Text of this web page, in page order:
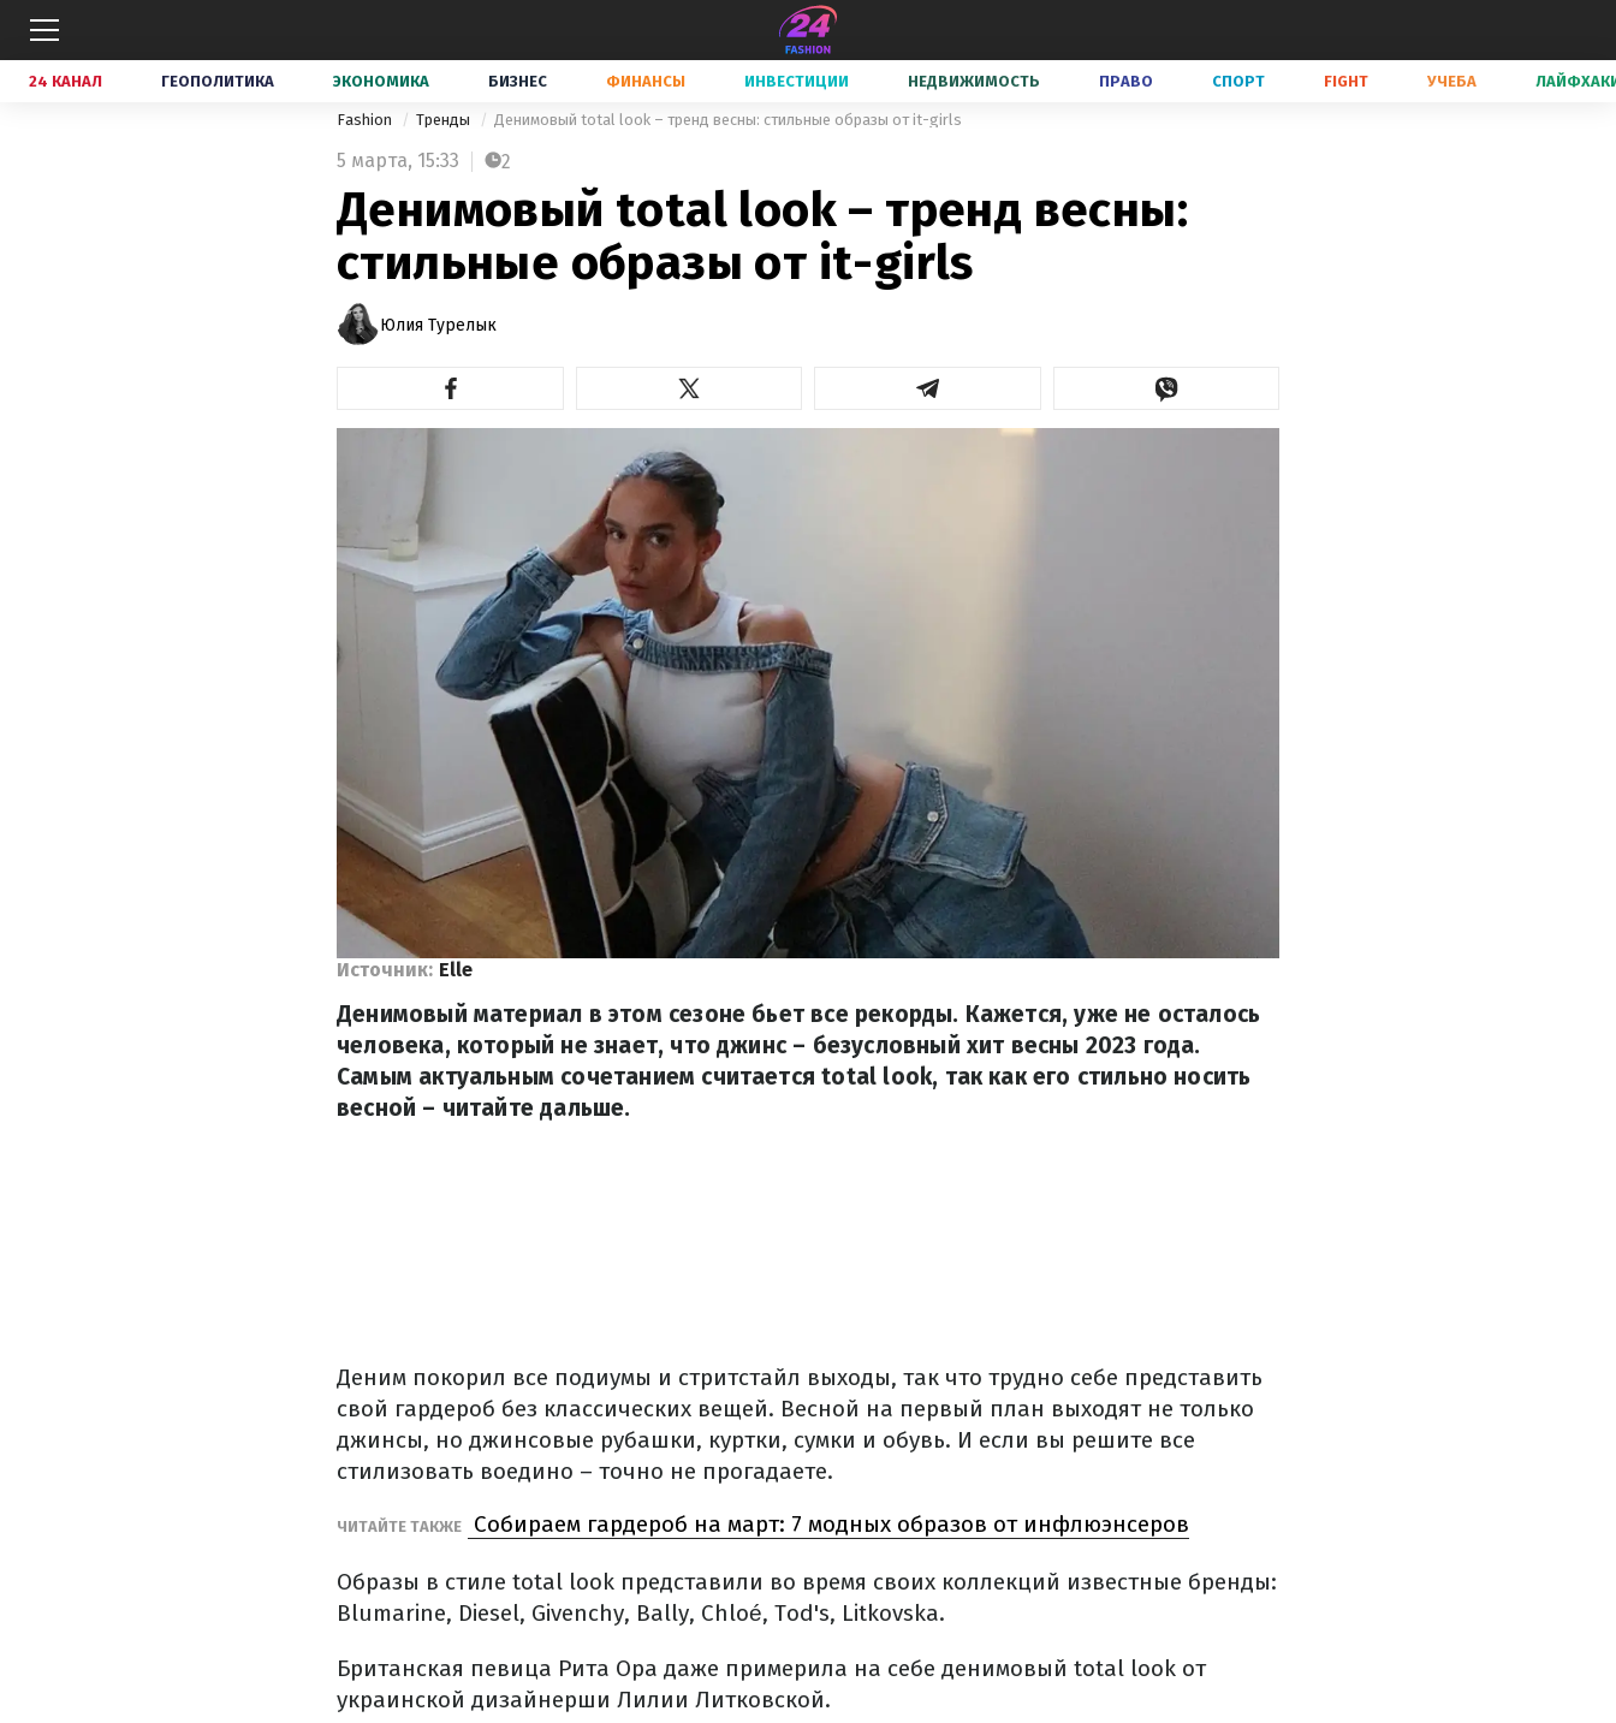
24 КАНАЛ ГЕОПОЛИТИКА ЭКОНОМИКА БИЗНЕС ФИНАНСЫ ИНВЕСТИЦИИ НЕДВИЖИМОСТЬ ПРАВО СПОРТ FIGHT УЧЕБА
Fashion Тренды Денимовый total look – тренд весны: стильные образы от it-girls
5 марта, 15:33 2
Денимовый total look – тренд весны:
стильные образы от it-girls
Юлия Турелык
Источник: Elle
Денимовый материал в этом сезоне бьет все рекорды. Кажется, уже не осталось
человека, который не знает, что джинс – безусловный хит весны 2023 года.
Самым актуальным сочетанием считается total look, так как его стильно носить
весной – читайте дальше.
Деним покорил все подиумы и стритстайл выходы, так что трудно себе представить
свой гардероб без классических вещей. Весной на первый план выходят не только
джинсы, но джинсовые рубашки, куртки, сумки и обувь. И если вы решите все
стилизовать воедино – точно не прогадаете.
ЧИТАЙТЕ ТАКЖЕ Собираем гардероб на март: 7 модных образов от инфлюэнсеров
Образы в стиле total look представили во время своих коллекций известные бренды:
Blumarine, Diesel, Givenchy, Bally, Chloé, Tod's, Litkovska.
Британская певица Рита Ора даже примерила на себе денимовый total look от
украинской дизайнерши Лилии Литковской.